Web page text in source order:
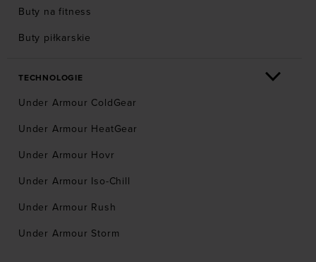
Buty na fitness
Buty piłkarskie
TECHNOLOGIE
Under Armour ColdGear
Under Armour HeatGear
Under Armour Hovr
Under Armour Iso-Chill
Under Armour Rush
Under Armour Storm